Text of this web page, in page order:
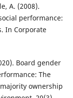
A. (2008).
performance:
In Corporate
Board gender
The
ownership